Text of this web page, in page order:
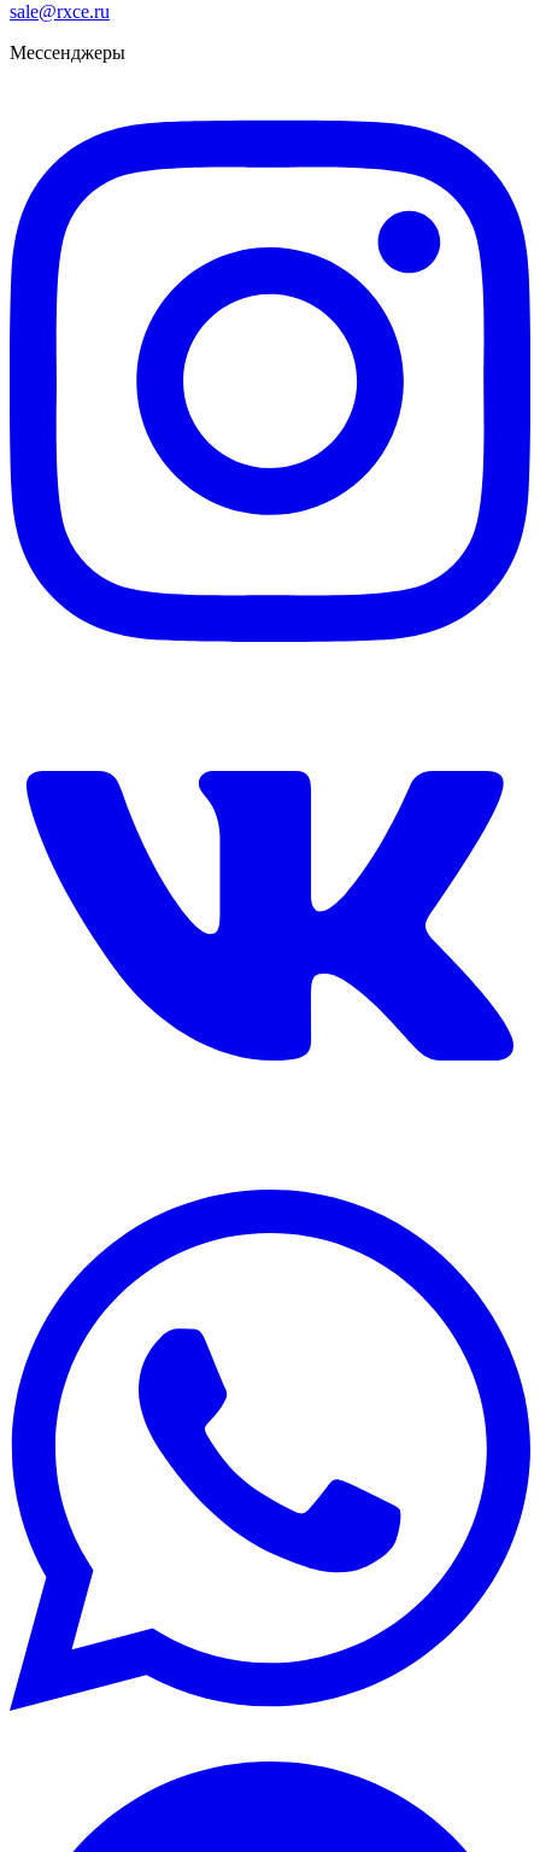
sale@rxce.ru
Мессенджеры